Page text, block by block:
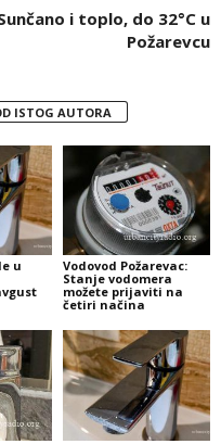
i toplo, do 32°C u
Požarevcu
ISTOG AUTORA
u
Vodovod Požarevac:
Stanje vodomera
možete prijaviti na
četiri načina